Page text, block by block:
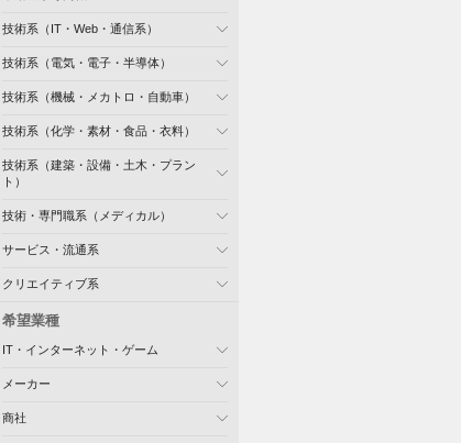
技術系（IT・Web・通信系）
技術系（電気・電子・半導体）
技術系（機械・メカトロ・自動車）
技術系（化学・素材・食品・衣料）
技術系（建築・設備・土木・プラン
ト）
技術・専門職系（メディカル）
サービス・流通系
クリエイティブ系
希望業種
IT・インターネット・ゲーム
メーカー
商社